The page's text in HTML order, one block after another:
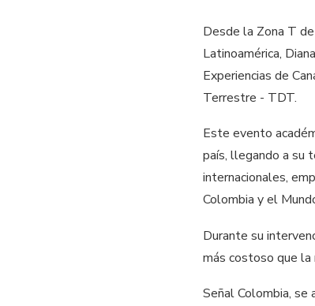
Desde la Zona T
Latinoamérica,
Experiencias de
Terrestre - TDT.
Este evento
país, llegando a su
internacionales,
Colombia y el
Durante su
más costoso que
Señal Colombia,